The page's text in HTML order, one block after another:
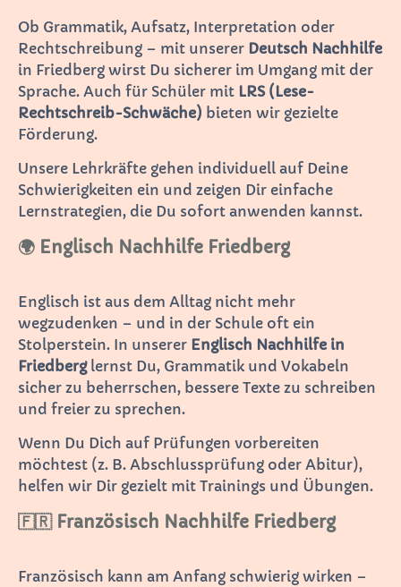
Ob Grammatik, Aufsatz, Interpretation oder
Rechtschreibung – mit unserer Deutsch Nachhilfe
in Friedberg wirst Du sicherer im Umgang mit der
Sprache. Auch für Schüler mit LRS (Lese-
Rechtschreib-Schwäche) bieten wir gezielte
Förderung.
Unsere Lehrkräfte gehen individuell auf Deine
Schwierigkeiten ein und zeigen Dir einfache
Lernstrategien, die Du sofort anwenden kannst.
🌍 Englisch Nachhilfe Friedberg
Englisch ist aus dem Alltag nicht mehr
wegzudenken – und in der Schule oft ein
Stolperstein. In unserer Englisch Nachhilfe in
Friedberglernst Du, Grammatik und Vokabeln
sicher zu beherrschen, bessere Texte zu schreiben
und freier zu sprechen.
Wenn Du Dich auf Prüfungen vorbereiten
möchtest (z. B. Abschlussprüfung oder Abitur),
helfen wir Dir gezielt mit Trainings und Übungen.
🇫🇷 Französisch Nachhilfe Friedberg
Französisch kann am Anfang schwierig wirken –